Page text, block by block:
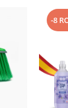
-8